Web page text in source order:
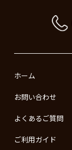
ホーム
お問い合わせ
よくあるご質問
ご利用ガイド